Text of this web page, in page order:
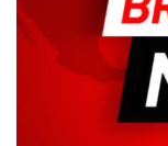
e
m
l